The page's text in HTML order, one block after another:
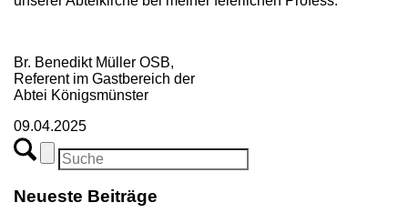
Br. Benedikt Müller OSB,
Referent im Gastbereich der
Abtei Königsmünster
09.04.2025
Neueste Beiträge